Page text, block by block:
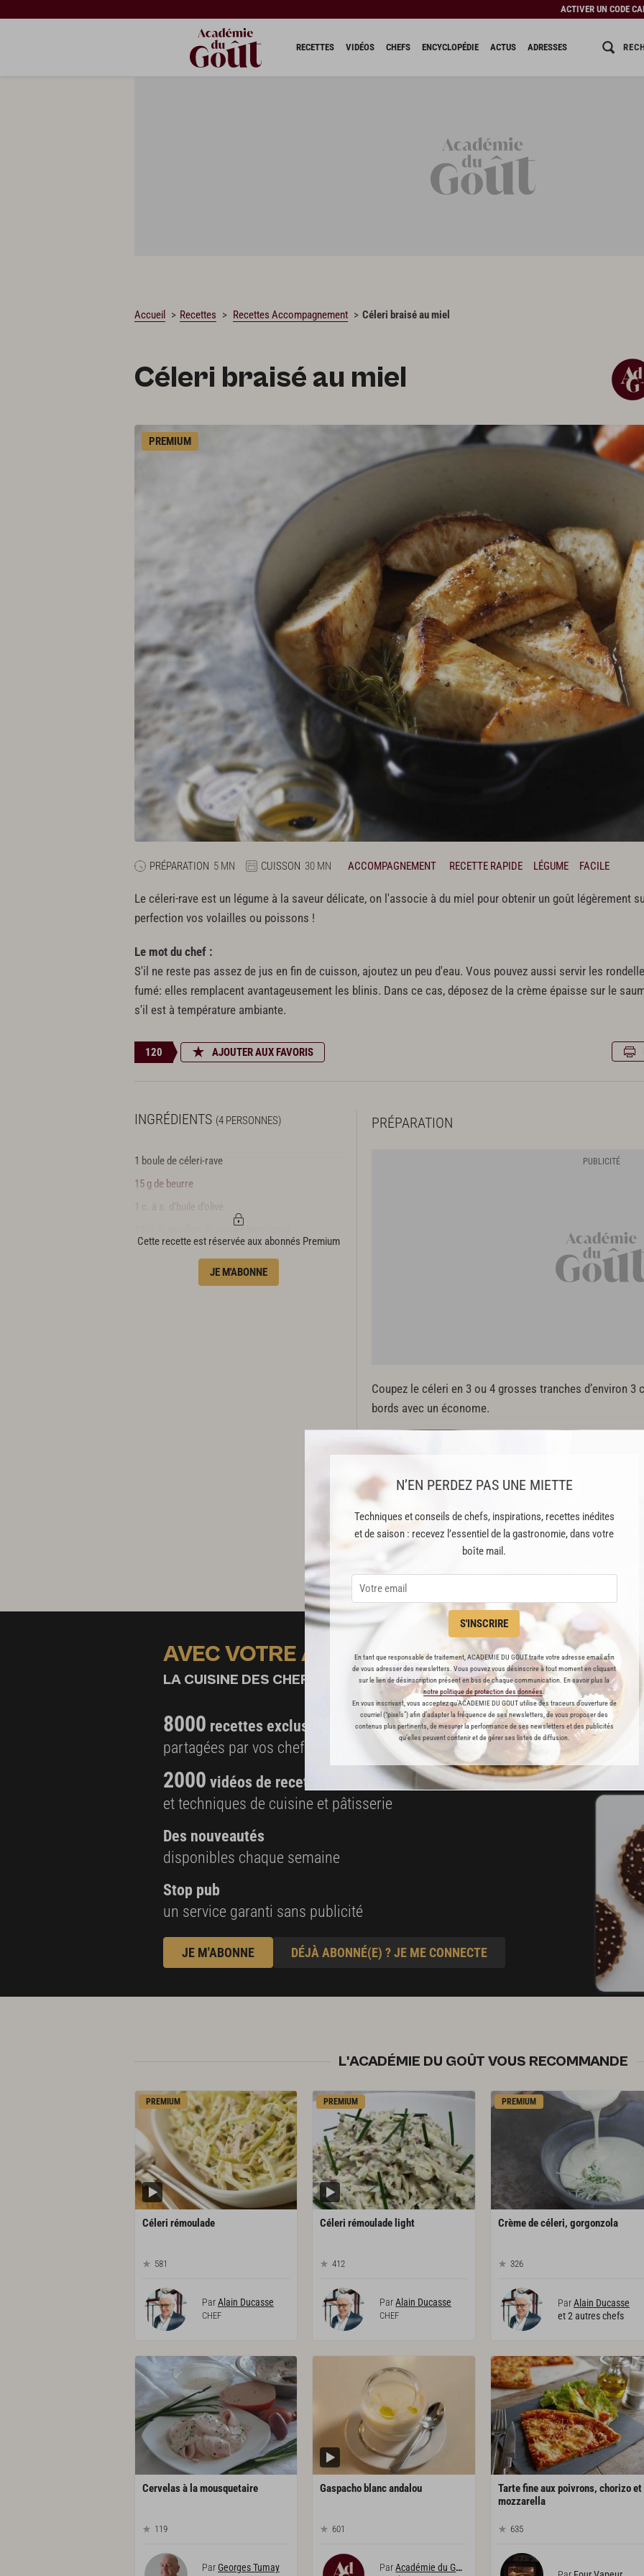
N’EN PERDEZ PAS UNE MIETTE
Techniques et conseils de chefs, inspirations, recettes inédites
et de saison : recevez l’essentiel de la gastronomie, dans votre
boîte mail.
S'INSCRIRE
En tant que responsable de traitement, ACADEMIE DU GOUT traite votre adresse email afin
de vous adresser des newsletters. Vous pouvez vous désinscrire à tout moment en cliquant
sur le lien de désinscription présent en bas de chaque communication. En savoir plus la
notre politique de protection des données.
En vous inscrivant, vous acceptez qu'ACADEMIE DU GOUT utilise des traceurs d’ouverture de
courriel (“pixels”) afin d’adapter la fréquence de ses newsletters, de vous proposer des
contenus plus pertinents, de mesurer la performance de ses newsletters et des publicités
qu’elles peuvent contenir et de gérer ses listes de diffusion.
ACTIVER UN CODE
RECETTES VIDÉOS CHEFS ENCYCLOPÉDIE ACTUS ADRESSES
Accueil Recettes Recettes Accompagnement Céleri braisé au miel
Céleri braisé au miel
PREMIUM
PRÉPARATION 5 MN CUISSON 30 MN ACCOMPAGNEMENT RECETTE RAPIDE LÉGUME FACILE
Le céleri-rave est un légume à la saveur délicate, on l'associe à du miel pour obtenir un goût légèrement
perfection vos volailles ou poissons !
Le mot du chef :
S'il ne reste pas assez de jus en fin de cuisson, ajoutez un peu d'eau. Vous pouvez aussi servir les
fumé: elles remplacent avantageusement les blinis. Dans ce cas, déposez de la crème épaisse sur le
s'il est à température ambiante.
120 AJOUTER AUX FAVORIS
INGRÉDIENTS (4 PERSONNES)
1 boule de céleri-rave
15 g de beurre
1 c. à s. d’huile d’olive
10 cl de bouillon de volaille bien corsé
1 c. à c. de miel à la truffe
Cette recette est réservée aux abonnés Premium
JE M'ABONNE
PRÉPARATION
Coupez le céleri en 3 ou 4 grosses tranches d’environ 3
bords avec un économe.
Dans une cocotte, faites chauffer le beurre et l’huile.
dorer 5 min de chaque côté sur feu moyen. Arrosez de
le brin de romarin et couvrez. Laissez confire 20 min à
mi-cuisson.
Cette recette est issue du livre "COCOTTE cook book" publié aux
Cette recette est réservée aux abonnés Premium
AVEC VOTRE ABONNEMENT PREMIUM
LA CUISINE DES CHEFS, ENFIN ACCESSIBLE !
8000 recettes exclusives
partagées par vos chefs préférés
2000 vidéos de recettes
et techniques de cuisine et pâtisserie
Des nouveautés
disponibles chaque semaine
Stop pub
un service garanti sans publicité
JE M'ABONNE DÉJÀ ABONNÉ(E) ? JE ME CONNECTE
L'ACADÉMIE DU GOÛT VOUS RECOMMANDE
PREMIUM
Céleri rémoulade
581
ParAlain Ducasse
CHEF
PREMIUM
Céleri rémoulade light
412
ParAlain Ducasse
CHEF
PREMIUM
Crèmedecéleri, gorgonzola
326
ParAlain Ducasse
et 2 autres chefs
Cervelasà lamousquetaire
119
ParGeorges Tumay
Gaspacho blancandalou
601
ParAcadémie du Goût
Tarte fine aux poivrons, chorizo et
mozzarella
635
CHARGEMENT…